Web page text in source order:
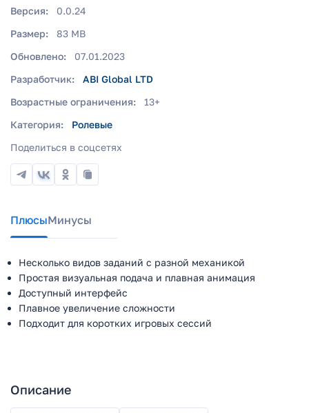
Версия:
0.0.24
Размер:
83 MB
Обновлено:
07.01.2023
Разработчик:
ABI Global LTD
Возрастные ограничения:
13+
Категория:
Ролевые
Поделиться в соцсетях
ПлюсыМинусы
Несколько видов заданий с разной механикой
Простая визуальная подача и плавная анимация
Доступный интерфейс
Плавное увеличение сложности
Подходит для коротких игровых сессий
Описание